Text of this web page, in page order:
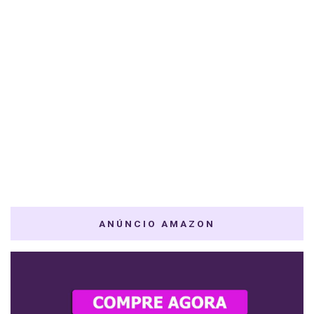
ANÚNCIO AMAZON